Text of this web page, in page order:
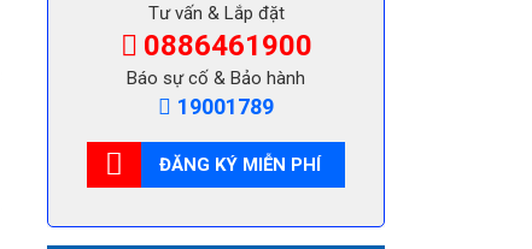
Tư vấn & Lắp đặt
0886461900
Báo sự cố & Bảo hành
19001789
ĐĂNG KÝ MIỄN PHÍ